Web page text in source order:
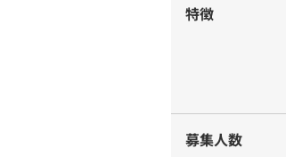
特徴
募集人数